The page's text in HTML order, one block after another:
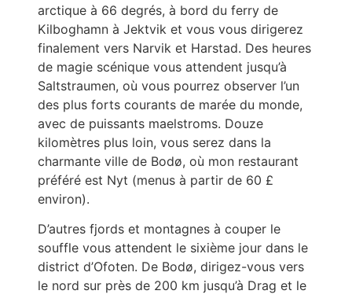
arctique à 66 degrés, à bord du ferry de
Kilboghamn à Jektvik et vous vous dirigerez
finalement vers Narvik et Harstad. Des heures
de magie scénique vous attendent jusqu’à
Saltstraumen, où vous pourrez observer l’un
des plus forts courants de marée du monde,
avec de puissants maelstroms. Douze
kilomètres plus loin, vous serez dans la
charmante ville de Bodø, où mon restaurant
préféré est Nyt (menus à partir de 60 £
environ).
D’autres fjords et montagnes à couper le
souffle vous attendent le sixième jour dans le
district d’Ofoten. De Bodø, dirigez-vous vers
le nord sur près de 200 km jusqu’à Drag et le